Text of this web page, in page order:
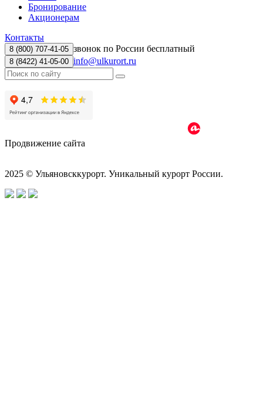
Бронирование
Акционерам
Контакты
8 (800) 707-41-05 звонок по России бесплатный
8 (8422) 41-05-00 info@ulkurort.ru
Продвижение сайта
2025 © Ульяновсккурорт. Уникальный курорт России.